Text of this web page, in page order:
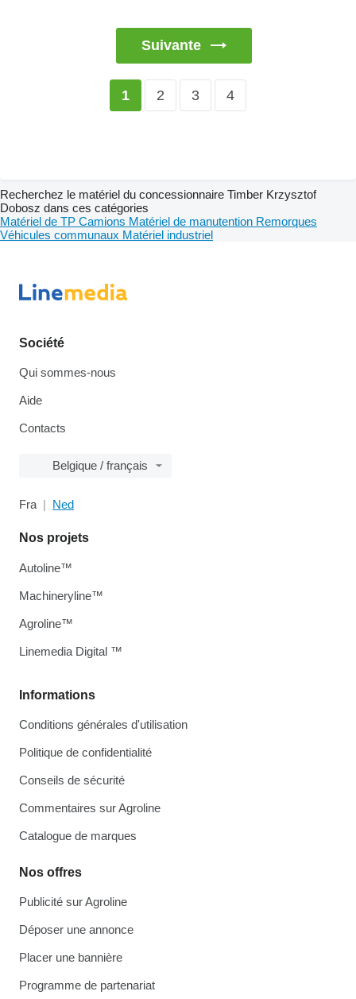
Suivante
1 2 3 4
Recherchez le matériel du concessionnaire Timber Krzysztof
Dobosz dans ces catégories
Matériel de TP Camions Matériel de manutention Remorques
Véhicules communaux Matériel industriel
Société
Qui sommes-nous
Aide
Contacts
Belgique / français
Fra Ned
Informations
Conditions générales d'utilisation
Politique de confidentialité
Conseils de sécurité
Commentaires sur Agroline
Catalogue de marques
Nos offres
Publicité sur Agroline
Déposer une annonce
Placer une bannière
Programme de partenariat
Nos projets
Autoline™
Machineryline™
Agroline™
Linemedia Digital ™